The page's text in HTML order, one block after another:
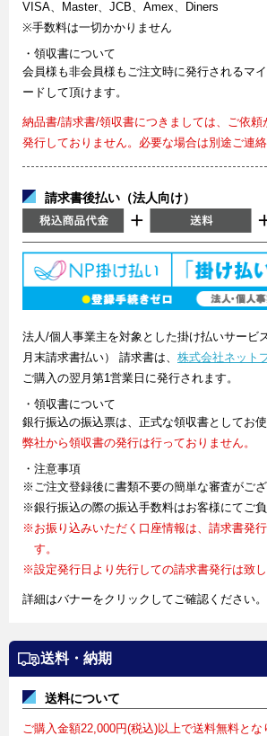
VISA、Master、JCB、Amex、Diners
※手数料は一切かかりません
・領収書について
会員様も非会員様もご注文時に発行されるマ
ードして頂けます。
納品書/請求書/領収書につきましては、ご依頼
発行しておりません。必要な場合は別途ご連絡
請求書後払い（法人向け）
法人/個人事業主を対象とした掛け払いサービ
月末請求書払い） 請求書は、 株式会社ネット
ご購入の翌月第1営業日に発行されます。
・領収書について
銀行振込の振込票は、正式な領収書としてお使
弊社から領収書の発行は行っておりません。
・注意事項
※ご注文登録後に書類不要の簡単な審査がござ
※銀行振込の際の振込手数料はお客様にてご負
※お振り込みいただく口座情報は、請求書発
す。
※設定発行日より先行しての請求書発行は致し
詳細はバナーをクリックしてご確認ください。
送料・納期
送料について
ご購入金額22,000円(税込)以上で送料無料とな